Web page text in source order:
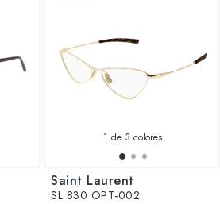
1 de 3 colores
Saint Laurent
SL 830 OPT-002